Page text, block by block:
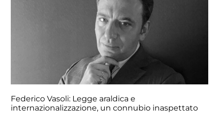
Federico Vasoli: Legge araldica e
internazionalizzazione, un connubio inaspettato